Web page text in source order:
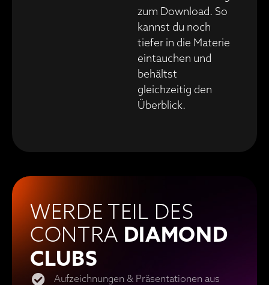
zum Download. So
kannst du noch
tiefer in die Materie
eintauchen und
behältst
gleichzeitig den
Überblick.
WERDE TEIL DES
CONTRA DIAMOND
CLUBS
Aufzeichnungen & Präsentationen aus